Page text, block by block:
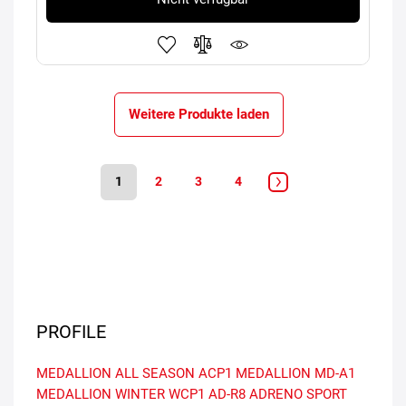
Weitere Produkte laden
1 2 3 4
PROFILE
MEDALLION ALL SEASON ACP1 MEDALLION MD-A1
MEDALLION WINTER WCP1 AD-R8 ADRENO SPORT